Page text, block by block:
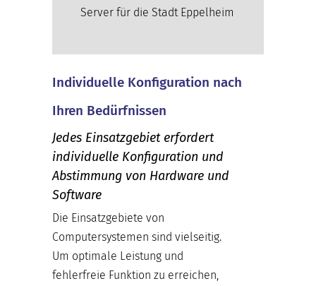
Server für die Stadt Eppelheim
Individuelle Konfiguration nach
Ihren Bedürfnissen
Jedes Einsatzgebiet erfordert
individuelle Konfiguration und
Abstimmung von Hardware und
Software
Die Einsatzgebiete von
Computersystemen sind vielseitig.
Um optimale Leistung und
fehlerfreie Funktion zu erreichen,